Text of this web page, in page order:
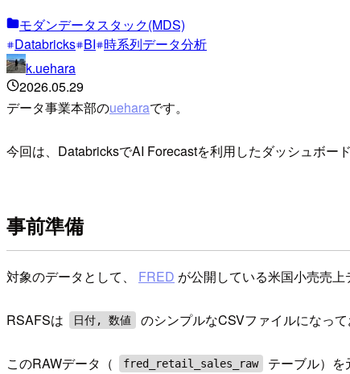
モダンデータスタック(MDS)
Databricks BI 時系列データ分析
k.uehara
2026.05.29
データ事業本部のueharaです。
今回は、DatabricksでAI Forecastを利用したダッシュボー
事前準備
対象のデータとして、 FRED が公開している米国小売売
RSAFSは 日付, 数値 のシンプルなCSVファイルになっ
このRAWデータ（ fred_retail_sales_raw テーブル）